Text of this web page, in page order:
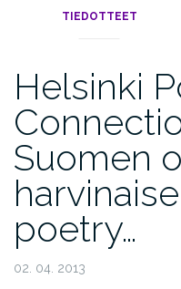
TIEDOTTEET
Helsinki
Suomen
poetry…
02. 04. 2013